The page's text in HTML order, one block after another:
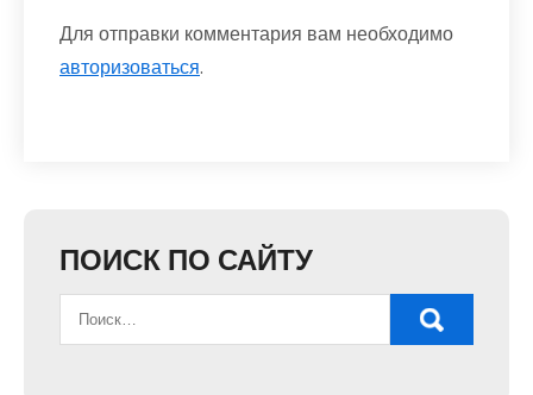
Для отправки комментария вам необходимо
авторизоваться.
ПОИСК ПО САЙТУ